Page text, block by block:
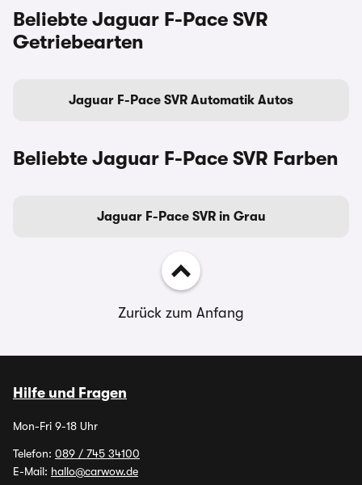
Beliebte Jaguar F-Pace SVR
Getriebearten
Jaguar F-Pace SVR Automatik Autos
Beliebte Jaguar F-Pace SVR Farben
Jaguar F-Pace SVR in Grau
Zurück zum Anfang
Hilfe und Fragen
Mon-Fri 9-18 Uhr
Telefon: 089 / 745 34100
E-Mail: hallo@carwow.de